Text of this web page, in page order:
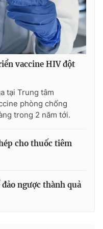
tử số 483/GP-BTTTT
Phạm Quốc Thắng,
vaccine HIV đột
tại Trung tâm
phòng chống
trong 2 năm tới.
cho thuốc tiêm
ngược thành quả